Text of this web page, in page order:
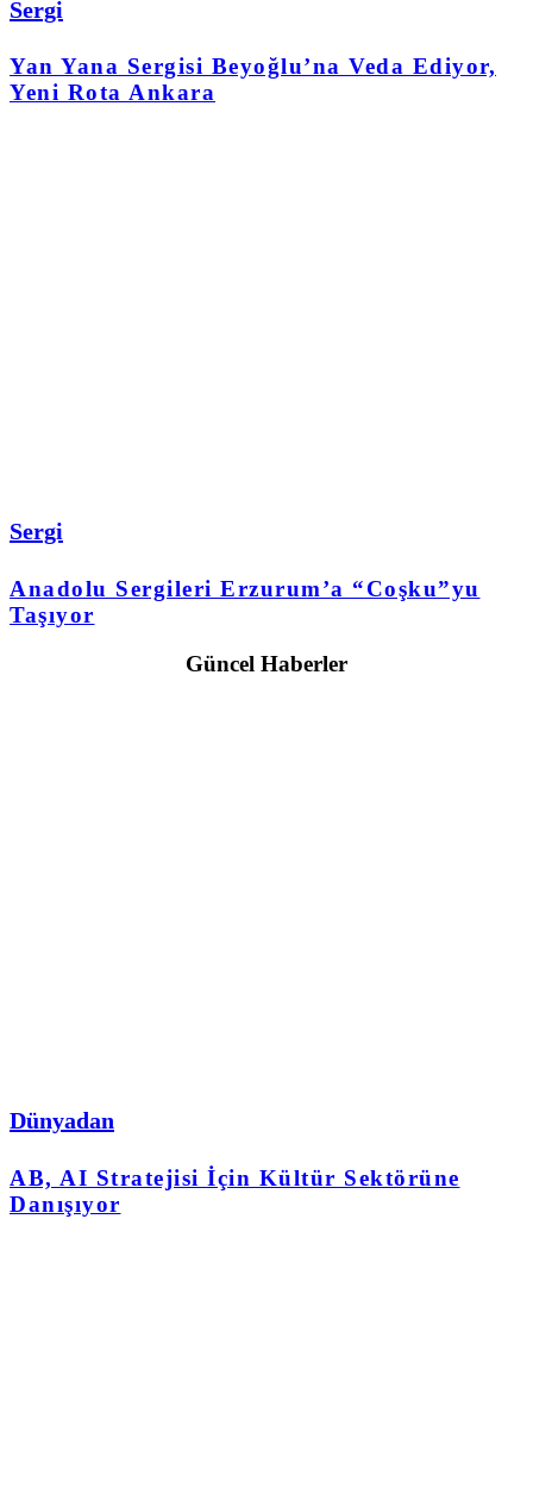
Sergi
Yan Yana Sergisi Beyoğlu’na Veda Ediyor,
Yeni Rota Ankara
Sergi
Anadolu Sergileri Erzurum’a “Coşku”yu
Taşıyor
Güncel Haberler
Dünyadan
AB, AI Stratejisi İçin Kültür Sektörüne
Danışıyor